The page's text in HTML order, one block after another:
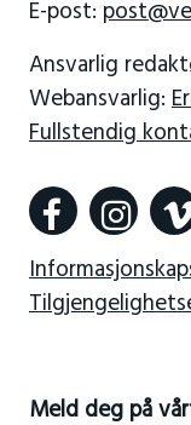
E-post:
Ansvarlig
Webansvarlig:
Fullstendig
Meld deg på